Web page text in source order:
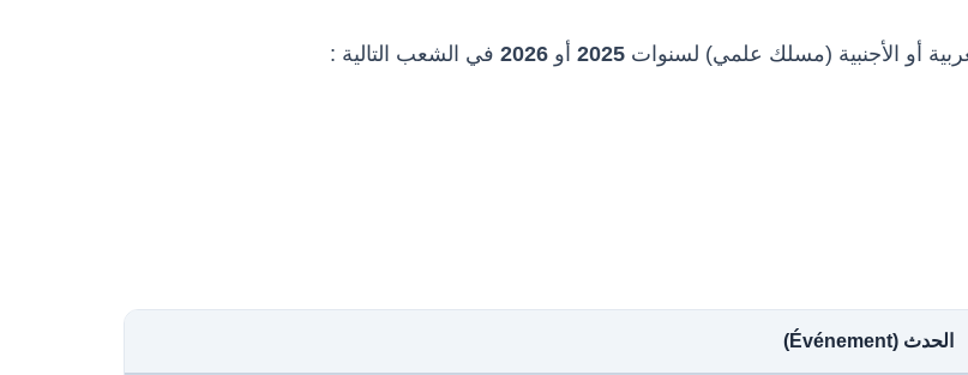
أو الأجنبية (مسلك علمي) لسنوات 2025 أو 2026 في الشعب التالية :
الحدث (Événement)